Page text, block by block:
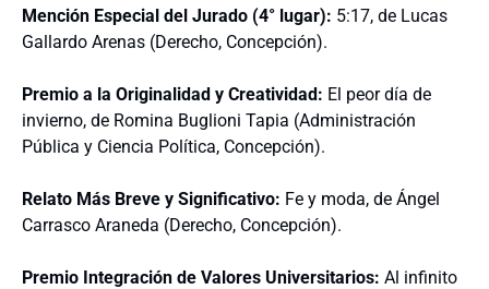
Mención Especial del Jurado (4° lugar): 5:17, de Lucas
Gallardo Arenas (Derecho, Concepción).
Premio a la Originalidad y Creatividad: El peor día de
invierno, de Romina Buglioni Tapia (Administración
Pública y Ciencia Política, Concepción).
Relato Más Breve y Significativo: Fe y moda, de Ángel
Carrasco Araneda (Derecho, Concepción).
Premio Integración de Valores Universitarios: Al infinito